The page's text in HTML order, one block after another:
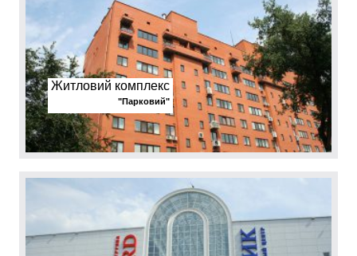
Житловий комплекс
"Парковий"